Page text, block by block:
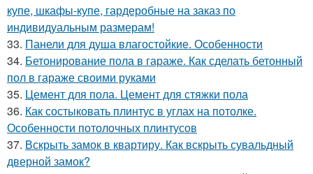
купе, шкафы-купе, гардеробные на заказ по
индивидуальным размерам!
33. Панели для душа влагостойкие. Особенности
34. Бетонирование пола в гараже. Как сделать бетонный
пол в гараже своими руками
35. Цемент для пола. Цемент для стяжки пола
36. Как состыковать плинтус в углах на потолке.
Особенности потолочных плинтусов
37. Вскрыть замок в квартиру. Как вскрыть сувальдный
дверной замок?